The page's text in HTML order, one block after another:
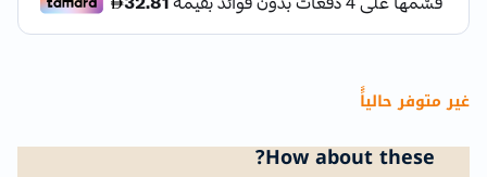
غير متوفر حالياًً
How about these?